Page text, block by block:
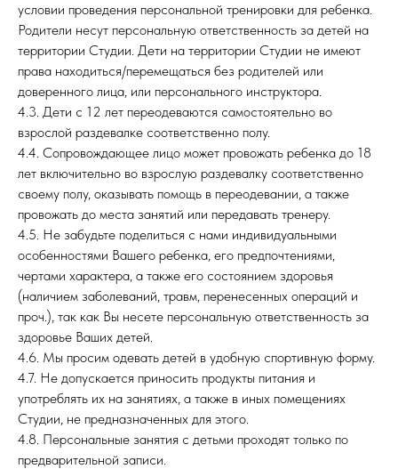
условии проведения персональной тренировки для ребенка.
Родители несут персональную ответственность за детей на
территории Студии. Дети на территории Студии не имеют
права находиться/перемещаться без родителей или
доверенного лица, или персонального инструктора.
4.3. Дети с 12 лет переодеваются самостоятельно во
взрослой раздевалке соответственно полу.
4.4. Сопровождающее лицо может провожать ребенка до 18
лет включительно во взрослую раздевалку соответственно
своему полу, оказывать помощь в переодевании, а также
провожать до места занятий или передавать тренеру.
4.5. Не забудьте поделиться с нами индивидуальными
особенностями Вашего ребенка, его предпочтениями,
чертами характера, а также его состоянием здоровья
(наличием заболеваний, травм, перенесенных операций и
проч.), так как Вы несете персональную ответственность за
здоровье Ваших детей.
4.6. Мы просим одевать детей в удобную спортивную форму.
4.7. Не допускается приносить продукты питания и
употреблять их на занятиях, а также в иных помещениях
Студии, не предназначенных для этого.
4.8. Персональные занятия с детьми проходят только по
предварительной записи.